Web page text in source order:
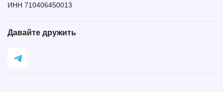
ИНН 710406450013
Давайте дружить